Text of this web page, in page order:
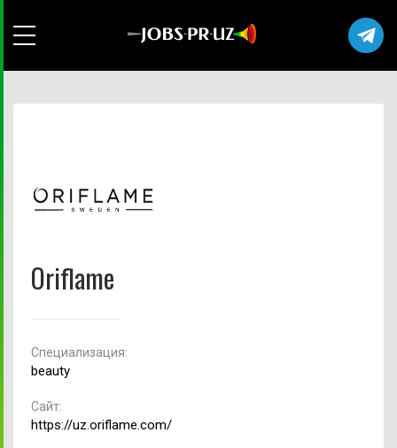
Oriflame
Cпециализация:
beauty
Сайт:
https://uz.oriflame.com/